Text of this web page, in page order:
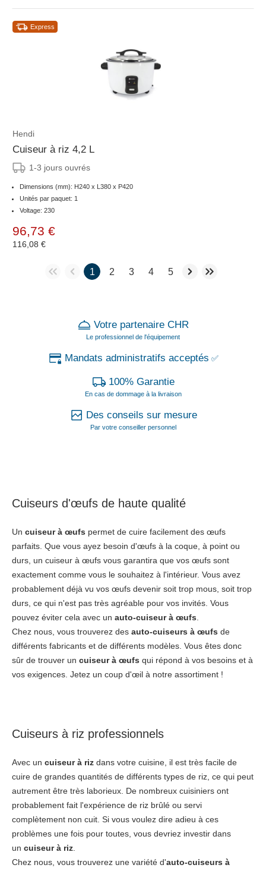
Express
Hendi
Cuiseur à riz 4,2 L
1-3 jours ouvrés
Dimensions (mm): H240 x L380 x P420
Unités par paquet: 1
Voltage: 230
96,73 €
116,08 €
1 2 3 4 5
Votre partenaire CHR
Le professionnel de l'équipement
Mandats administratifs acceptés ✅
100% Garantie
En cas de dommage à la livraison
Des conseils sur mesure
Par votre conseiller personnel
Cuiseurs d'œufs de haute qualité
Un cuiseur à œufs permet de cuire facilement des œufs
parfaits. Que vous ayez besoin d'œufs à la coque, à point ou
durs, un cuiseur à œufs vous garantira que vos œufs sont
exactement comme vous le souhaitez à l'intérieur. Vous avez
probablement déjà vu vos œufs devenir soit trop mous, soit trop
durs, ce qui n'est pas très agréable pour vos invités. Vous
pouvez éviter cela avec un auto-cuiseurà œufs.
Chez nous, vous trouverez des auto-cuiseurs à œufs de
différents fabricants et de différents modèles. Vous êtes donc
sûr de trouver un cuiseur à œufs qui répond à vos besoins et à
vos exigences. Jetez un coup d'œil à notre assortiment !
Cuiseurs à riz professionnels
Avec un cuiseur à riz dans votre cuisine, il est très facile de
cuire de grandes quantités de différents types de riz, ce qui peut
autrement être très laborieux. De nombreux cuisiniers ont
probablement fait l'expérience de riz brûlé ou servi
complètement non cuit. Si vous voulez dire adieu à ces
problèmes une fois pour toutes, vous devriez investir dans
un cuiseur à riz.
Chez nous, vous trouverez une variété d'auto-cuiseurs à